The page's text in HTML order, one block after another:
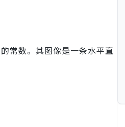
常数。其图像是一条水平直